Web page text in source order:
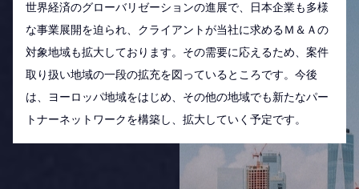
世界経済のグローバリゼーションの進展で、日本企業も多様
な事業展開を迫られ、クライアントが当社に求めるＭ＆Ａの
対象地域も拡大しております。その需要に応えるため、案件
取り扱い地域の一段の拡充を図っているところです。今後
は、ヨーロッパ地域をはじめ、その他の地域でも新たなパー
トナーネットワークを構築し、拡大していく予定です。